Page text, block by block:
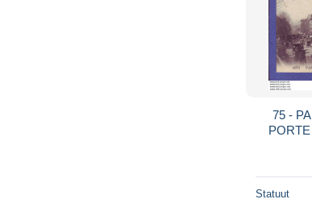
75 -
Statuut